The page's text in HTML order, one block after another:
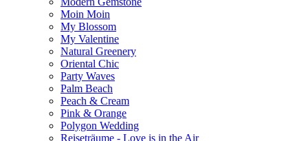
Moin Moin
My Blossom
My Valentine
Natural Greenery
Oriental Chic
Party Waves
Palm Beach
Peach & Cream
Pink & Orange
Polygon Wedding
Reiseträume - Love is in the Air